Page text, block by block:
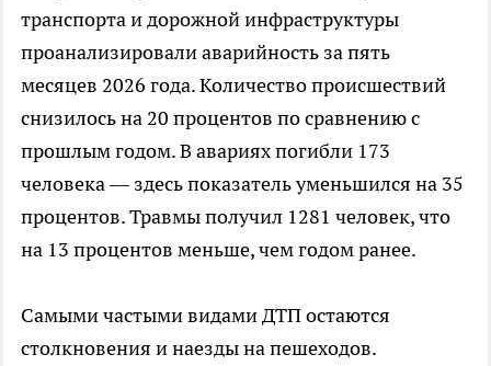
транспорта и дорожной инфраструктуры
проанализировали аварийность за пять
месяцев 2026 года. Количество происшествий
снизилось на 20 процентов по сравнению с
прошлым годом. В авариях погибли 173
человека — здесь показатель уменьшился на 35
процентов. Травмы получил 1281 человек, что
на 13 процентов меньше, чем годом ранее.
Самыми частыми видами ДТП остаются
столкновения и наезды на пешеходов.